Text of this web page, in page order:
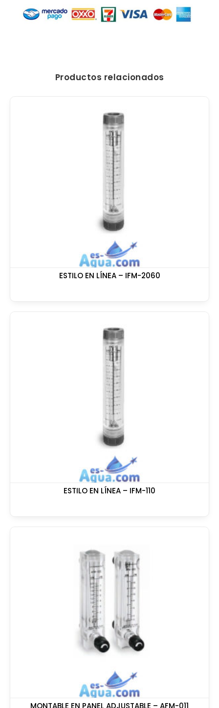
Productos relacionados
ESTILO EN LÍNEA – IFM-2060
ESTILO EN LÍNEA – IFM-110
MONTABLE EN PANEL ADJUSTABLE – AFM-011